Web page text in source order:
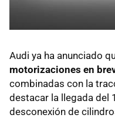
Audi ya ha anunciado
motorizaciones en
combinadas con la
destacar la llegada del
desconexión de